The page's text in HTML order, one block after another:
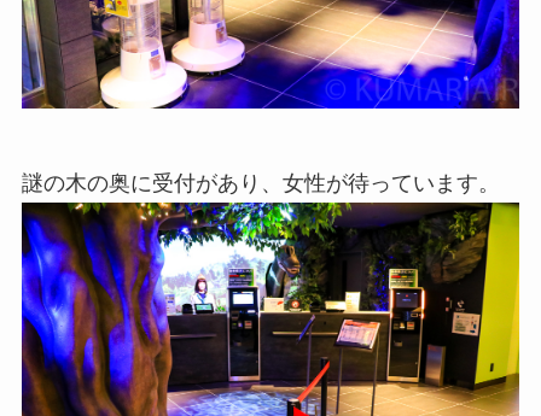
謎の木の奥に受付があり、女性が待っています。